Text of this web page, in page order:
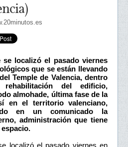
se localizó el pasado viernes
que se están llevando
Temple de Valencia, dentro
del edificio,
almohade, última fase de la
en el territorio valenciano,
en un comunicado la
administración que tiene
localizó el pasado viernes en